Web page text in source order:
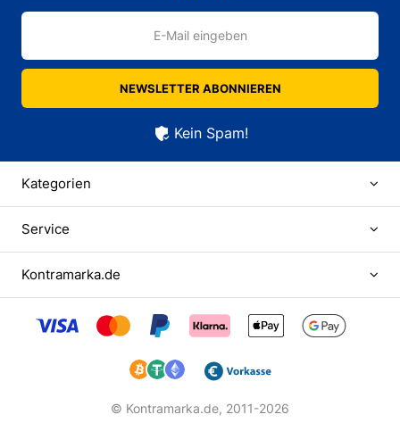
E-Mail eingeben
NEWSLETTER ABONNIEREN
Kein Spam!
Kategorien
Service
Kontramarka.de
© Kontramarka.de, 2011-2026